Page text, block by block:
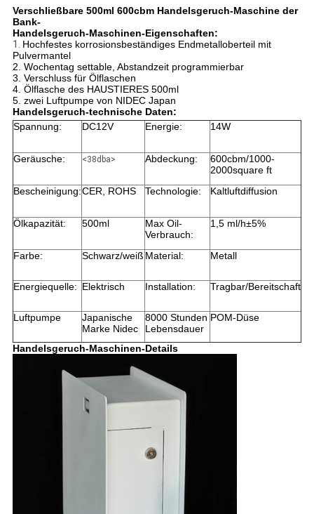
Verschließbare 500ml 600cbm Handelsgeruch-Maschine der
Bank-
Handelsgeruch-Maschinen-Eigenschaften:
1. Hochfestes korrosionsbeständiges Endmetalloberteil mit
Pulvermantel
2. Wochentag settable, Abstandzeit programmierbar
3. Verschluss für Ölflaschen
4. Ölflasche des HAUSTIERES 500ml
5. zwei Luftpumpe von NIDEC Japan
Handelsgeruch-technische Daten:
Spannung:
DC12V Energie: 14W
Geräusche: <38dba> Abdeckung:
600cbm/1000-
2000square ft
Bescheinigung:CER, ROHS Technologie: Kaltluftdiffusion
Ölkapazität: 500ml
Max Oil-
Verbrauch:
1,5 ml/h±5%
Farbe: Schwarz/weiß Material: Metall
Energiequelle: Elektrisch Installation: Tragbar/Bereitschaft
Luftpumpe
Japanische
Marke Nidec
8000 Stunden
Lebensdauer
POM-Düse
Handelsgeruch-Maschinen-Details